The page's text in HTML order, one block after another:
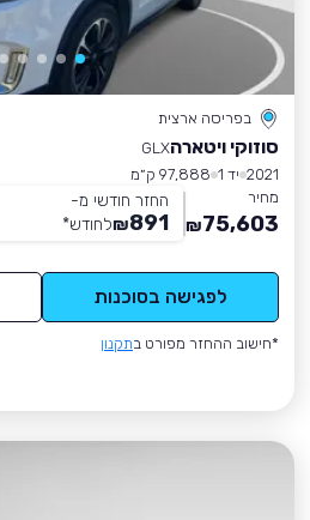
בפריסה ארצית
סוזוקי ויטארהGLX
2021 יד 1
97,888 ק״מ
מחיר
75,603
₪
החזר חודשי מ-
891
₪לחודש*
לפגישה בסוכנות
*חישוב ההחזר מפורט בתקנון